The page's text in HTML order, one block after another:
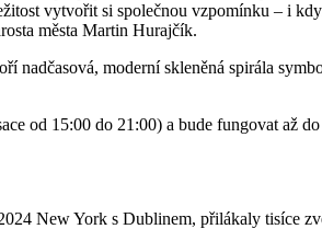
vytvořit si společnou vzpomínku – i
města Martin Hurajčík.
nadčasová, moderní skleněná spirála
od 15:00 do 21:00) a bude fungovat až
New York s Dublinem, přilákaly tisíce